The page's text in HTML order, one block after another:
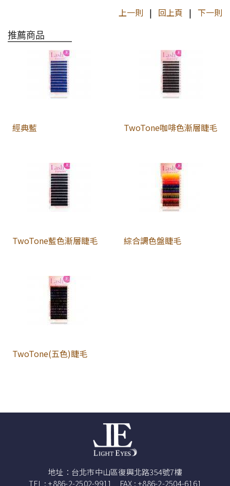
上一則 | 回上頁 | 下一則
推薦商品
經典藍 TwoTone咖啡色漸層睫毛
TwoTone藍色漸層睫毛 綜合調色盤睫毛
TwoTone(五色)睫毛
地址：台北市中山區復興北路354號7樓
TEL : +886-2-2502-9911 FAX : +886-2-2504-6161